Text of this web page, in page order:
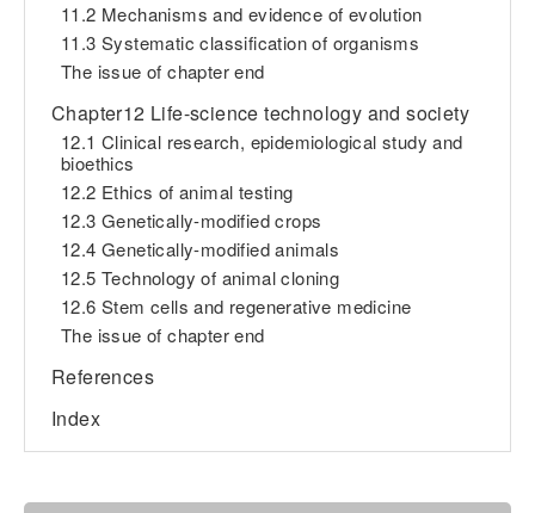
11.2 Mechanisms and evidence of evolution
11.3 Systematic classification of organisms
The issue of chapter end
Chapter12 Life-science technology and society
12.1 Clinical research, epidemiological study and
bioethics
12.2 Ethics of animal testing
12.3 Genetically-modified crops
12.4 Genetically-modified animals
12.5 Technology of animal cloning
12.6 Stem cells and regenerative medicine
The issue of chapter end
References
Index